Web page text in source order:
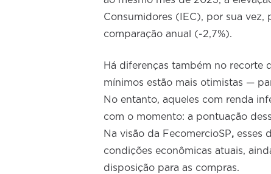
Consumidores (IEC), por sua vez,
comparação anual (-2,7%).
Há diferenças também no recorte
mínimos estão mais otimistas —
No entanto, aqueles com renda
com o momento: a pontuação
Na visão da FecomercioSP, esses
condições econômicas atuais,
disposição para as compras.